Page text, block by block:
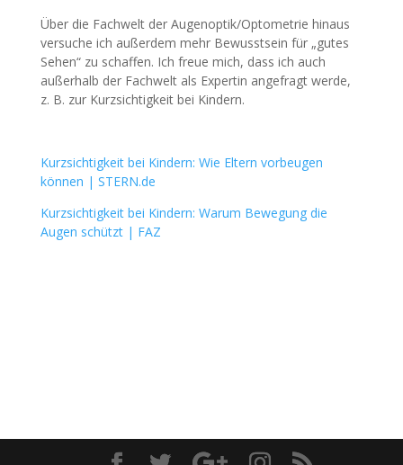
Über die Fachwelt der Augenoptik/Optometrie hinaus
versuche ich außerdem mehr Bewusstsein für „gutes
Sehen“ zu schaffen. Ich freue mich, dass ich auch
außerhalb der Fachwelt als Expertin angefragt werde,
z. B. zur Kurzsichtigkeit bei Kindern.
Kurzsichtigkeit bei Kindern: Wie Eltern vorbeugen
können | STERN.de
Kurzsichtigkeit bei Kindern: Warum Bewegung die
Augen schützt | FAZ